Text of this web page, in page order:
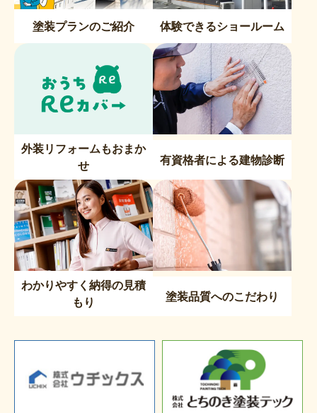
塗装プランのご紹介 体験できるショールーム
外装リフォームもおまか
せ
有資格者による建物診断
わかりやすく納得の見積
もり
塗装品質へのこだわり